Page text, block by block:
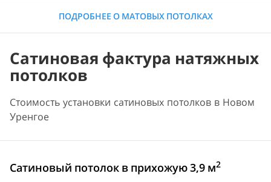
ПОДРОБНЕЕ О МАТОВЫХ ПОТОЛКАХ
Сатиновая фактура натяжных
потолков
Стоимость установки сатиновых потолков в Новом
Уренгое
Сатиновый потолок в прихожую 3,9 м2